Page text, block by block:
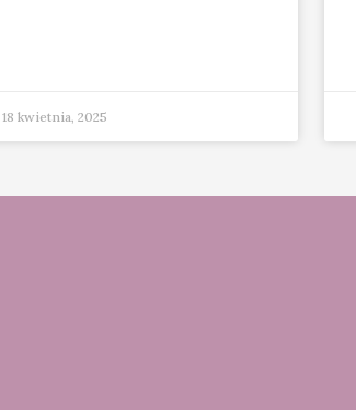
18 kwietnia, 2025